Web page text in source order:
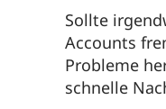
Sollte
Accounts
Probleme
schnelle